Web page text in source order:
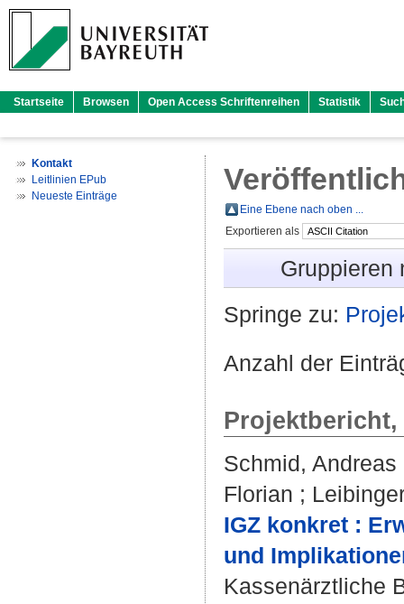
Startseite Browsen Open Access Schriftenreihen Statistik
Kontakt
Leitlinien EPub
Neueste Einträge
Eine Ebene nach oben ...
Exportieren als
Gruppieren
Springe zu:
Anzahl der
Schmid, Andreas
Florian ;
IGZ konkret :
und
Kassenärztliche